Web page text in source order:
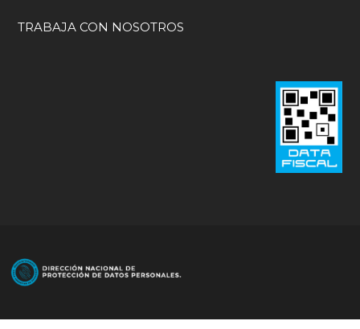
TRABAJA CON NOSOTROS